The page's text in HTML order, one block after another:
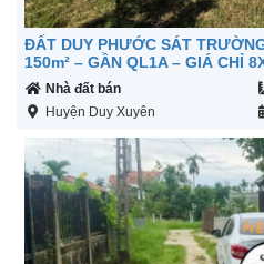
ĐẤT DUY PHƯỚC SÁT
150m² – GẦN QL1A – GIÁ CHỈ
Nhà đất bán
Huyện Duy Xuyên